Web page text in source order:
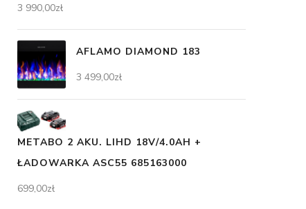
3 990,00zł
AFLAMO DIAMOND 183
3 499,00zł
METABO 2 AKU. LIHD 18V/4.0AH +
ŁADOWARKA ASC55 685163000
699,00zł